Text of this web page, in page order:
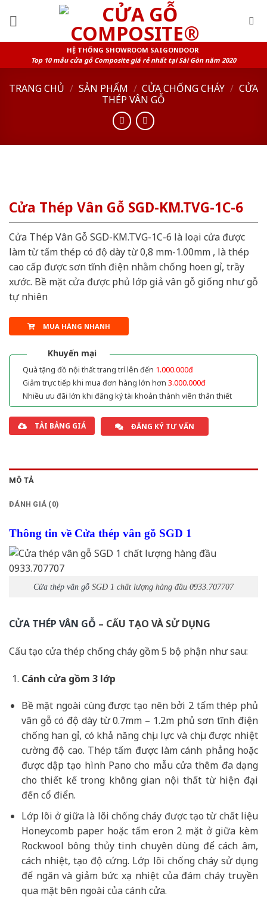
HỆ THỐNG SHOWROOM SAIGONDOOR
Top 10 mẫu cửa gỗ Composite giá rẻ nhất tại Sài Gòn năm 2020
TRANG CHỦ / SẢN PHẨM / CỬA CHỐNG CHÁY / CỬA
THÉP VÂN GỖ
Cửa Thép Vân Gỗ SGD-KM.TVG-1C-6
Cửa Thép Vân Gỗ SGD-KM.TVG-1C-6 là loại cửa được
làm từ tấm thép có độ dày từ 0,8 mm-1.00mm , là thép
cao cấp được sơn tĩnh điện nhằm chống hoen gỉ, trầy
xước. Bề mặt cửa được phủ lớp giả vân gỗ giống như gỗ
tự nhiên
MUA HÀNG NHANH
Khuyến mại
Quà tặng đồ nội thất trang trí lên đến 1.000.000đ
Giảm trực tiếp khi mua đơn hàng lớn hơn 3.000.000đ
Nhiều ưu đãi lớn khi đăng ký tài khoản thành viên thân thiết
TẢI BẢNG GIÁ ĐĂNG KÝ TƯ VẤN
MÔ TẢ
ĐÁNH GIÁ (0)
Thông tin về Cửa thép vân gỗ SGD 1
Cửa thép vân gỗ SGD 1 chất lượng hàng đầu 0933.707707
CỬA THÉP VÂN GỖ – CẤU TẠO VÀ SỬ DỤNG
Cấu tạo cửa thép chống cháy gồm 5 bộ phận như sau:
Cánh cửa gồm 3 lớp
Bề mặt ngoài cùng được tạo nên bởi 2 tấm thép phủ
vân gỗ có độ dày từ 0.7mm – 1.2m phủ sơn tĩnh điện
chống han gỉ, có khả năng chịu lực và chịu được nhiệt
cường độ cao. Thép tấm được làm cánh phẳng hoặc
được dập tạo hình Pano cho mẫu cửa thêm đa dạng
cho thiết kế trong không gian nội thất từ hiện đại
đến cổ điển.
Lớp lõi ở giữa là lõi chống cháy được tạo từ chất liệu
Honeycomb paper hoặc tấm eron 2 mặt ở giữa kèm
Rockwool bông thủy tinh chuyên dùng để cách âm,
cách nhiệt, tạo độ cứng. Lớp lõi chống cháy sử dụng
để ngăn và giảm bức xạ nhiệt của đám cháy truyền
qua mặt bên ngoài của cánh cửa.